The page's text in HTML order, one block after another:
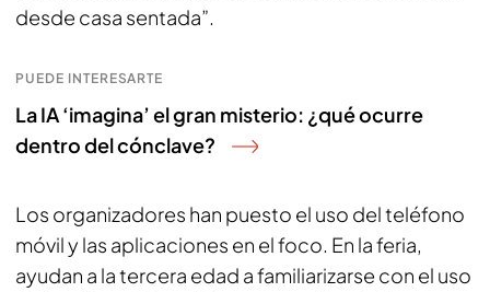
desde casa sentada”.
PUEDE INTERESARTE
La IA ‘imagina’ el gran misterio: ¿qué ocurre
dentro del cónclave?
Los organizadores han puesto el uso del teléfono
móvil y las aplicaciones en el foco. En la feria,
ayudan a la tercera edad a familiarizarse con el uso